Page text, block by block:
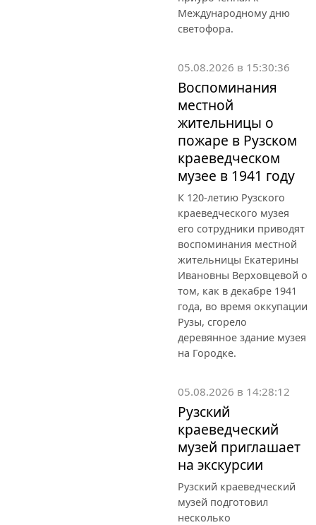
Международному дню
светофора.
05.08.2026 в 15:30:36
Воспоминания
местной
жительницы о
пожаре в Рузском
краеведческом
музее в 1941 году
К 120-летию Рузского
краеведческого музея
его сотрудники приводят
воспоминания местной
жительницы Екатерины
Ивановны Верховцевой о
том, как в декабре 1941
года, во время оккупации
Рузы, сгорело
деревянное здание музея
на Городке.
05.08.2026 в 14:28:12
Рузский
краеведческий
музей приглашает
на экскурсии
Рузский краеведческий
музей подготовил
несколько